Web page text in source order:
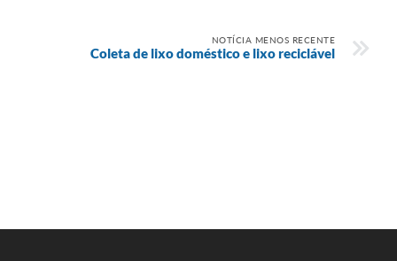
NOTÍCIA MENOS RECENTE
Coleta de lixo doméstico e lixo reciclável